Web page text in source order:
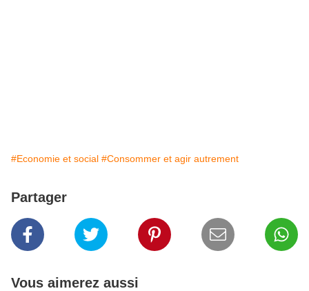
#Economie et social #Consommer et agir autrement
Partager
Vous aimerez aussi